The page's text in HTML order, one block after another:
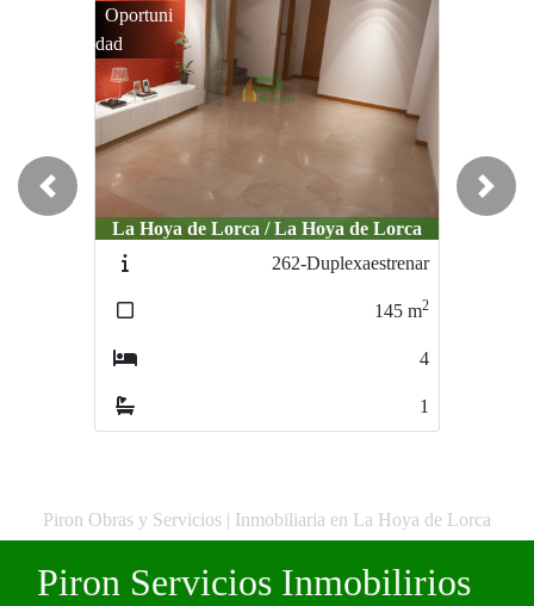
Hoya de Lorca / La Hoya de Lorca
262-Duplexaestrenar
La Hoya de Lorca / La Hoya de Lorca
506-Casacercadelahoya
262m
Previous Next
Piron Obras y Servicios | Inmobiliaria en La Hoya de Lorca
Piron Servicios Inmobilirios